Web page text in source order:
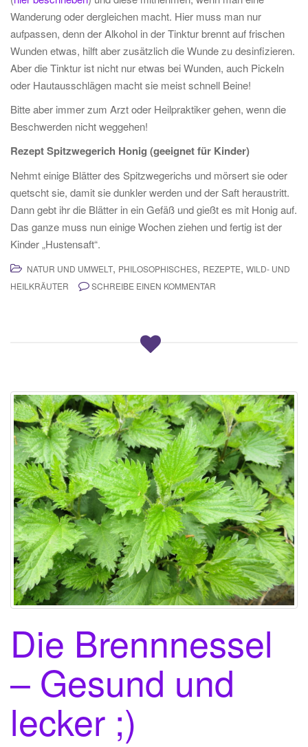
Wanderung oder dergleichen macht. Hier muss man nur
aufpassen, denn der Alkohol in der Tinktur brennt auf frischen
Wunden etwas, hilft aber zusätzlich die Wunde zu desinfizieren.
Aber die Tinktur ist nicht nur etwas bei Wunden, auch Pickeln
oder Hautausschlägen macht sie meist schnell Beine!
Bitte aber immer zum Arzt oder Heilpraktiker gehen, wenn die
Beschwerden nicht weggehen!
Rezept Spitzwegerich Honig (geeignet für Kinder)
Nehmt einige Blätter des Spitzwegerichs und mörsert sie oder
quetscht sie, damit sie dunkler werden und der Saft heraustritt.
Dann gebt ihr die Blätter in ein Gefäß und gießt es mit Honig auf.
Das ganze muss nun einige Wochen ziehen und fertig ist der
Kinder „Hustensaft“.
NATUR UND UMWELT, PHILOSOPHISCHES, REZEPTE, WILD- UND
HEILKRÄUTER
SCHREIBE EINEN KOMMENTAR
Die Brennnessel
– Gesund und
lecker ;)